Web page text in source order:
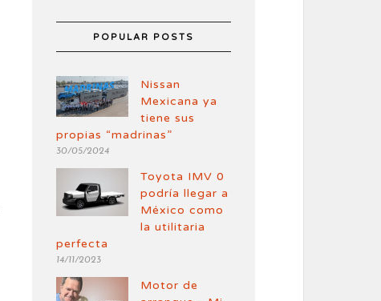
POPULAR POSTS
Nissan
Mexicana ya
tiene sus
propias “madrinas”
30/05/2024
Toyota IMV 0
podría llegar a
México como
la utilitaria
perfecta
14/11/2023
Motor de